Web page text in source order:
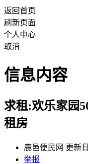
返回首页
刷新页面
个人中心
取消
信息内容
求租:欢乐家园
租房
鹿邑便民网 更新
举报